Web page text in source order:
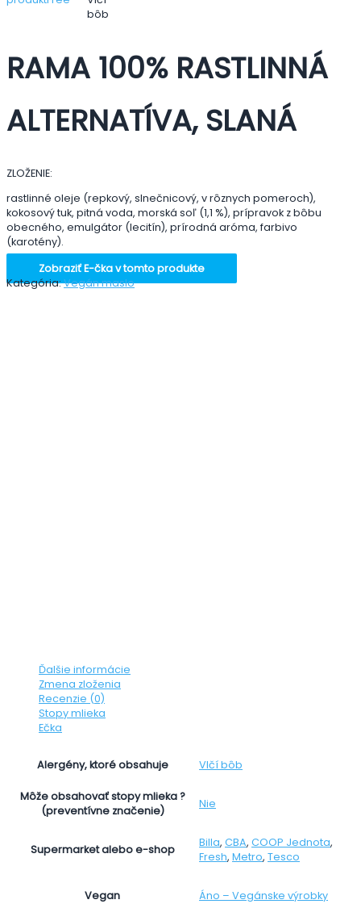
RAMA 100% RASTLINNÁ
ALTERNATÍVA, SLANÁ
ZLOŽENIE:
rastlinné oleje (repkový, slnečnicový, v rôznych pomeroch),
kokosový tuk, pitná voda, morská soľ (1,1 %), prípravok z bôbu
obecného, emulgátor (lecitín), prírodná aróma, farbivo
(karotény).
Zobraziť E-čka v tomto produkte
Kategória:Vegán maslo
Ďalšie informácie
Zmena zloženia
Recenzie (0)
Stopy mlieka
Ečka
Alergény, ktoré obsahuje Vlčí bôb
Môže obsahovať stopy mlieka ?
(preventívne značenie)
Nie
Supermarket alebo e-shop
Billa, CBA, COOP Jednota,
Fresh, Metro, Tesco
Vegan Áno – Vegánske výrobky